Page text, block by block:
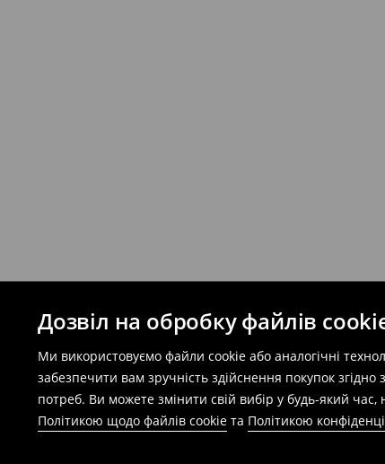
Дозвіл на обробку файлів
Ми використовуємо файли cookie або аналогічні
забезпечити вам зручність здійснення покупок
потреб. Ви можете змінити свій вибір у будь-який
Політикою щодо файлів cookie та Політикою